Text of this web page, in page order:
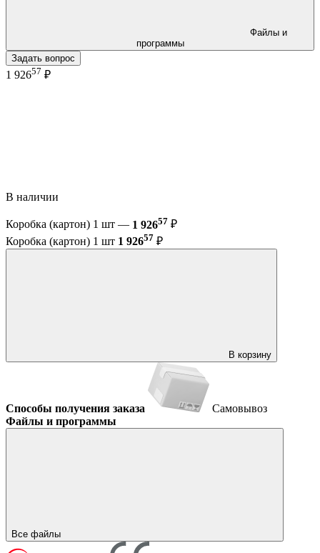
программы
Задать вопрос
1 92657 ₽
В наличии
Коробка (картон) 1 шт — 1 92657 ₽
Коробка (картон) 1 шт 1 92657 ₽
В корзину
Способы получения заказа
Самовывоз
Файлы и программы
Все файлы